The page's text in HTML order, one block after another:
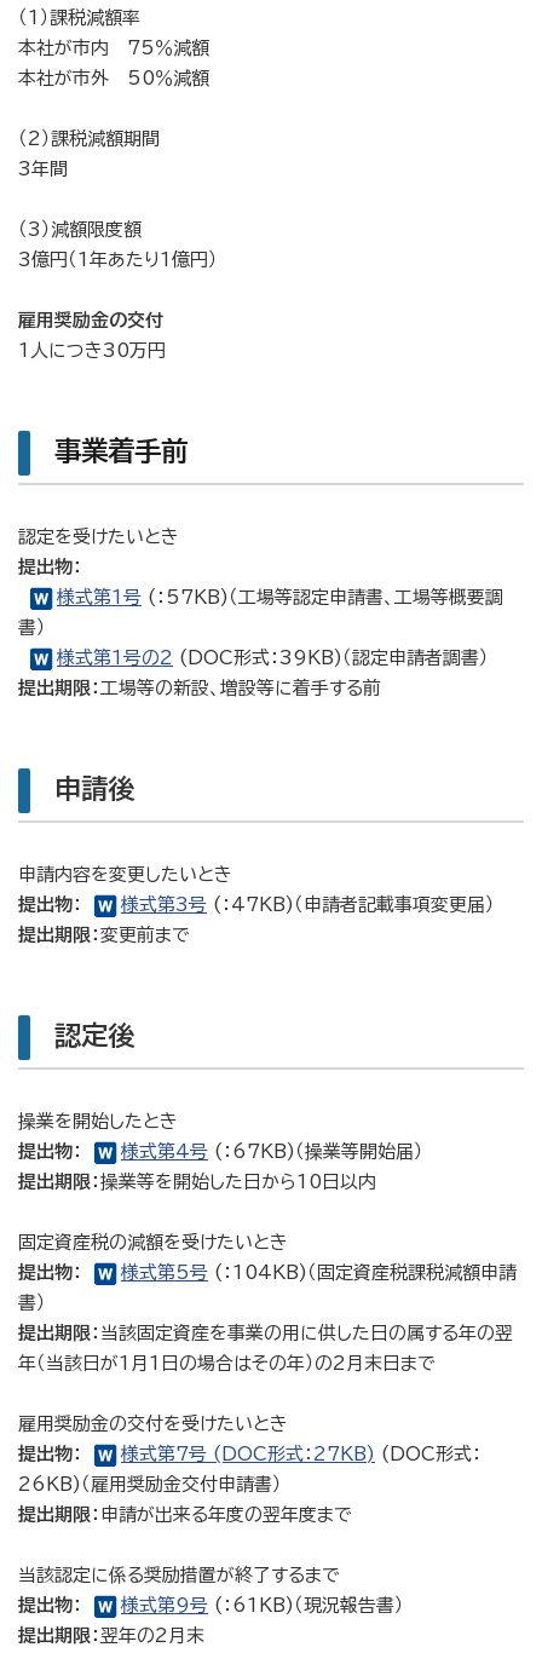
（1）課税減額率
本社が市内 75％減額
本社が市外 50％減額
（2）課税減額期間
3年間
（3）減額限度額
3億円（1年あたり1億円）
雇用奨励金の交付
1人につき30万円
事業着手前
認定を受けたいとき
提出物：
様式第1号 (：57KB)（工場等認定申請書、工場等概要調
書）
様式第1号の2 (DOC形式：39KB)（認定申請者調書）
提出期限： 工場等の新設、増設等に着手する前
申請後
申請内容を変更したいとき
提出物：
様式第3号 (：47KB)（申請者記載事項変更届）
提出期限： 変更前まで
認定後
操業を開始したとき
提出物：
様式第4号 (：67KB)（操業等開始届）
提出期限： 操業等を開始した日から10日以内
固定資産税の減額を受けたいとき
提出物：
様式第5号 (：104KB)（固定資産税課税減額申請
書）
提出期限： 当該固定資産を事業の用に供した日の属する年の翌
年（当該日が1月1日の場合はその年）の2月末日まで
雇用奨励金の交付を受けたいとき
提出物：
様式第7号 (DOC形式：27KB) (DOC形式：
26KB)（雇用奨励金交付申請書）
提出期限： 申請が出来る年度の翌年度まで
当該認定に係る奨励措置が終了するまで
提出物：
様式第9号 (：61KB)（現況報告書）
提出期限： 翌年の2月末